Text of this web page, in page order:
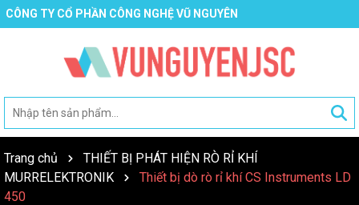
CÔNG TY CỔ PHẦN CÔNG NGHỆ VŨ NGUYÊN
Trang chủ
THIẾT BỊ PHÁT HIỆN RÒ RỈ KHÍ
MURRELEKTRONIK
Thiết bị dò rò rỉ khí CS Instruments LD
450